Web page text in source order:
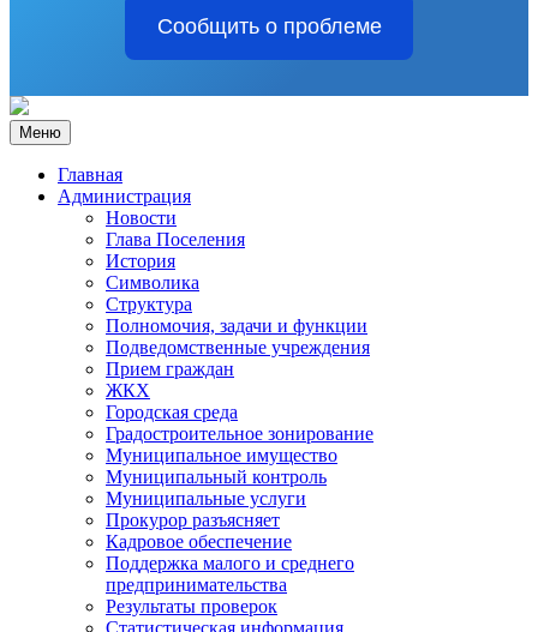
Сообщить о проблеме
Меню
Главная
Администрация
Новости
Глава Поселения
История
Символика
Структура
Полномочия, задачи и функции
Подведомственные учреждения
Прием граждан
ЖКХ
Городская среда
Градостроительное зонирование
Муниципальное имущество
Муниципальный контроль
Муниципальные услуги
Прокурор разъясняет
Кадровое обеспечение
Поддержка малого и среднего
предпринимательства
Результаты проверок
Статистическая информация